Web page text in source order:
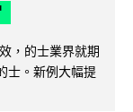
，的士業界就期
士。新例大幅提